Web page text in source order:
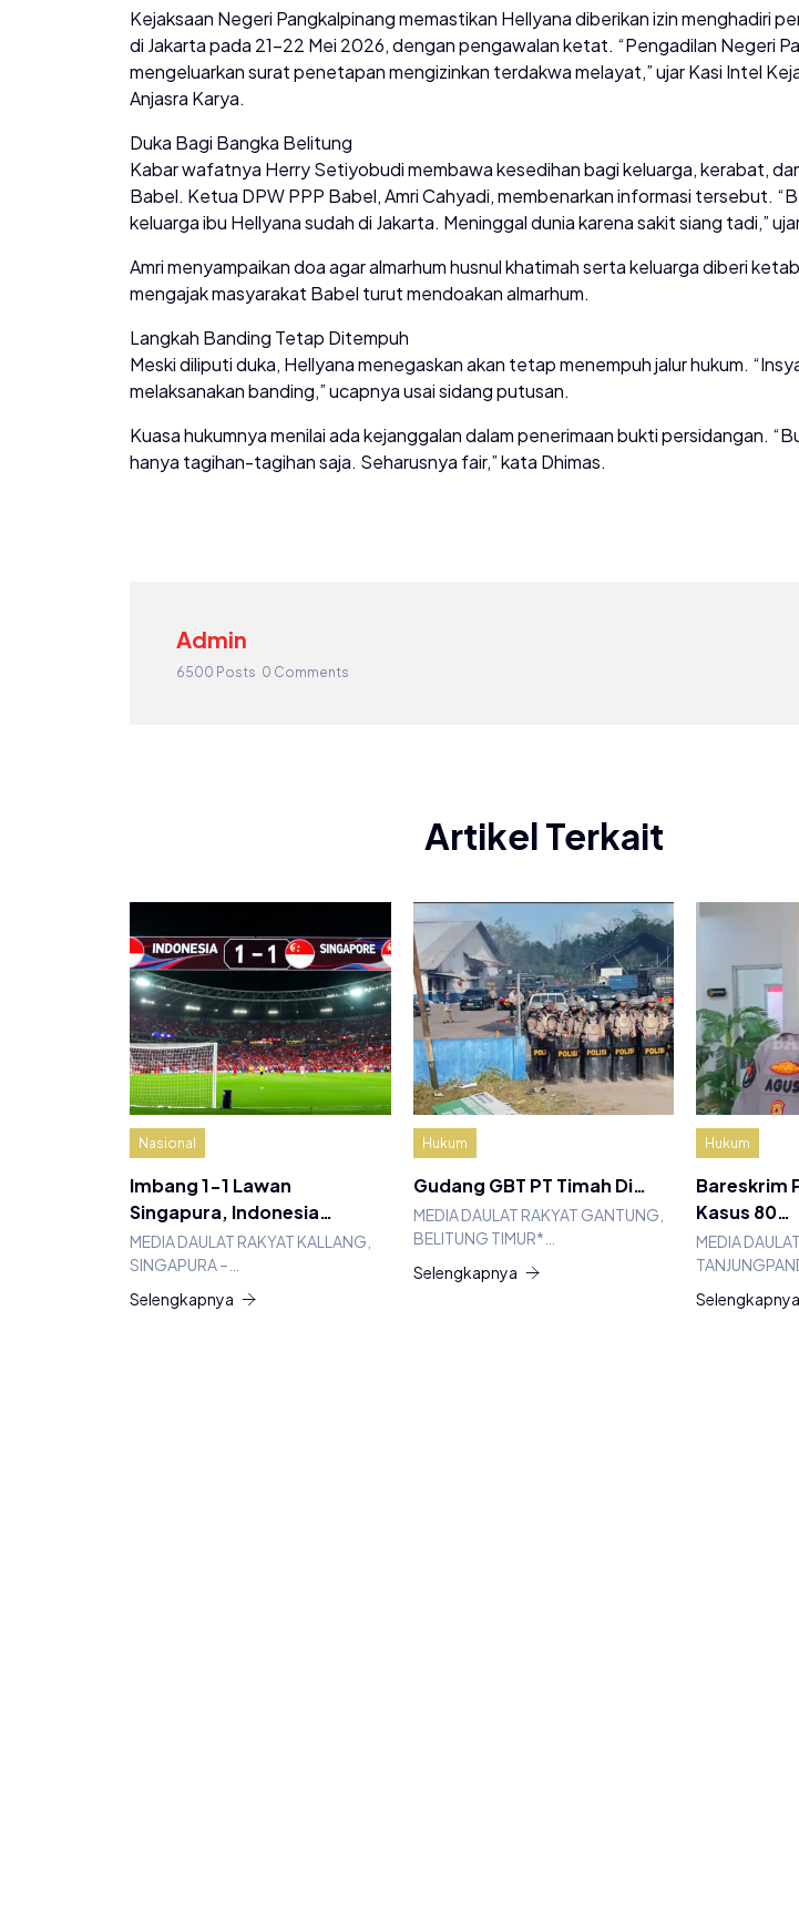
Kejaksaan Negeri Pangkalpinang memastikan Hellyana diberikan izin menghadiri
di Jakarta pada 21–22 Mei 2026, dengan pengawalan ketat. “Pengadilan Negeri
mengeluarkan surat penetapan mengizinkan terdakwa melayat,” ujar Kasi Intel
Anjasra Karya.
Duka Bagi Bangka Belitung
Kabar wafatnya Herry Setiyobudi membawa kesedihan bagi keluarga, kerabat,
Babel. Ketua DPW PPP Babel, Amri Cahyadi, membenarkan informasi tersebut.
keluarga ibu Hellyana sudah di Jakarta. Meninggal dunia karena sakit siang tadi,”
Amri menyampaikan doa agar almarhum husnul khatimah serta keluarga diberi
mengajak masyarakat Babel turut mendoakan almarhum.
Langkah Banding Tetap Ditempuh
Meski diliputi duka, Hellyana menegaskan akan tetap menempuh jalur hukum.
melaksanakan banding,” ucapnya usai sidang putusan.
Kuasa hukumnya menilai ada kejanggalan dalam penerimaan bukti persidangan.
hanya tagihan-tagihan saja. Seharusnya fair,” kata Dhimas.
Admin
6500 Posts 0 Comments
Artikel Terkait
Nasional
Imbang 1-1 Lawan
Singapura, Indonesia…
MEDIA DAULAT RAKYAT KALLANG,
SINGAPURA –…
Selengkapnya
Hukum
Gudang GBT PT Timah Di…
MEDIA DAULAT RAKYAT GANTUNG,
BELITUNG TIMUR*…
Selengkapnya
Hukum
Bareskrim
Kasus 80…
MEDIA
Selengkapnya